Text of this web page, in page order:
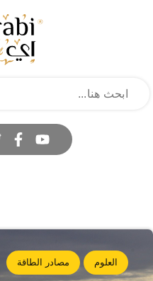
العلوم مصادر الطاقة